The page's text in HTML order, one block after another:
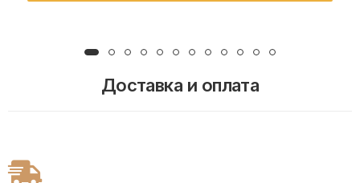
Доставка и оплата